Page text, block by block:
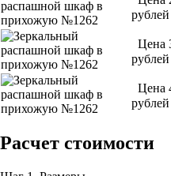
рублей
Цена
рублей
Цена
рублей
Расчет стоимости